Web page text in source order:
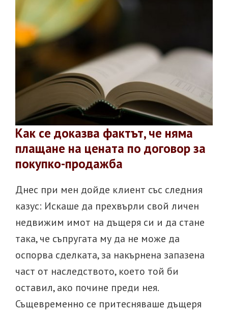
Как се доказва фактът, че няма
плащане на цената по договор за
покупко-продажба
Днес при мен дойде клиент със следния
казус: Искаше да прехвърли свой личен
недвижим имот на дъщеря си и да стане
така, че съпругата му да не може да
оспорва сделката, за накърнена запазена
част от наследството, което той би
оставил, ако почине преди нея.
Същевременно се притесняваше дъщеря